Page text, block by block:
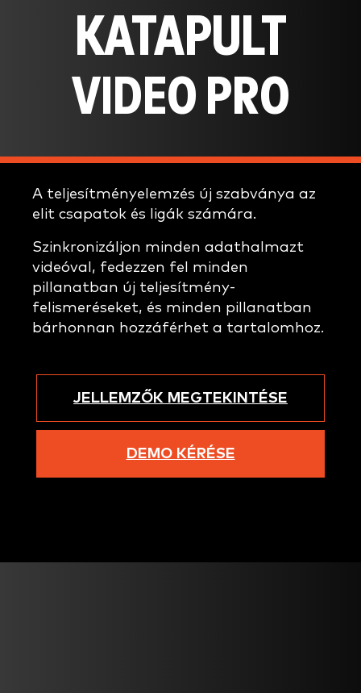
KATAPULT
VIDEO PRO
A teljesítményelemzés új szabványa az
elit csapatok és ligák számára.
Szinkronizáljon minden adathalmazt
videóval, fedezzen fel minden
pillanatban új teljesítmény-
felismeréseket, és minden pillanatban
bárhonnan hozzáférhet a tartalomhoz.
JELLEMZŐK MEGTEKINTÉSE
DEMO KÉRÉSE